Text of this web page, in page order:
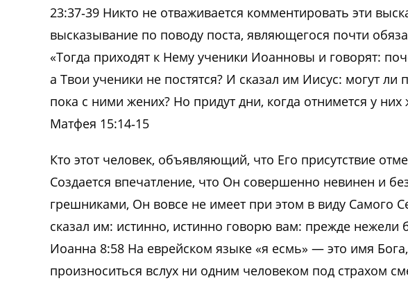
23:37‑39 Никто не отваживается комментировать эти
высказывание по поводу поста, являющегося почти
«Тогда приходят к Нему ученики Иоанновы и говорят:
а Твои ученики не постятся? И сказал им Иисус: могут
пока с ними жених? Но придут дни, когда отнимется у них
Матфея 15:14‑15
Кто этот человек, объявляющий, что Его присутствие
Создается впечатление, что Он совершенно невинен и
грешниками, Он вовсе не имеет при этом в виду Самого
сказал им: истинно, истинно говорю вам: прежде нежели
Иоанна 8:58 На еврейском языке «я есмь» — это имя
произноситься вслух ни одним человеком под страхом